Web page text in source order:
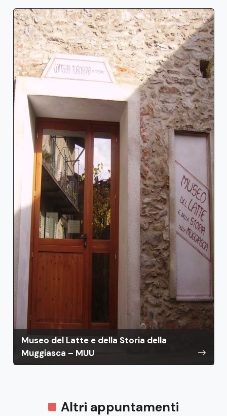
Museo del Latte e della Storia della
Muggiasca – MUU
Altri appuntamenti